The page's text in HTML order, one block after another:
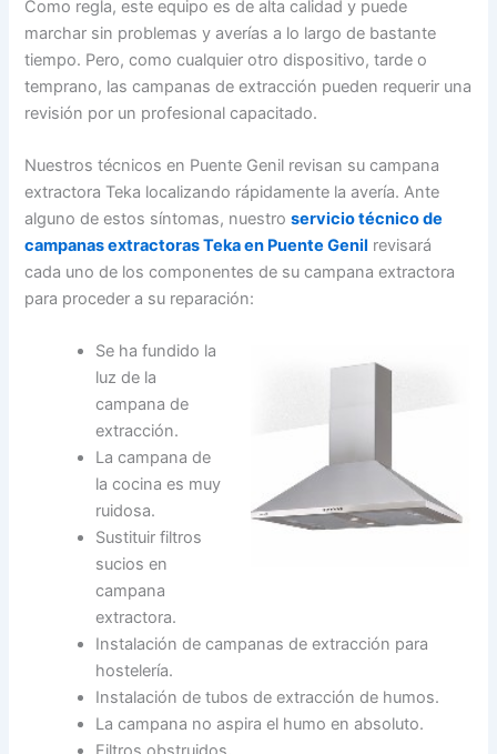
Como regla, este equipo es de alta calidad y puede
marchar sin problemas y averías a lo largo de bastante
tiempo. Pero, como cualquier otro dispositivo, tarde o
temprano, las campanas de extracción pueden requerir una
revisión por un profesional capacitado.
Nuestros técnicos en Puente Genil revisan su campana
extractora Teka localizando rápidamente la avería. Ante
alguno de estos síntomas, nuestroservicio técnico de
campanas extractoras Teka en Puente Genil revisará
cada uno de los componentes de su campana extractora
para proceder a su reparación:
Se ha fundido la
luz de la
campana de
extracción.
La campana de
la cocina es muy
ruidosa.
Sustituir filtros
sucios en
campana
extractora.
Instalación de campanas de extracción para
hostelería.
Instalación de tubos de extracción de humos.
La campana no aspira el humo en absoluto.